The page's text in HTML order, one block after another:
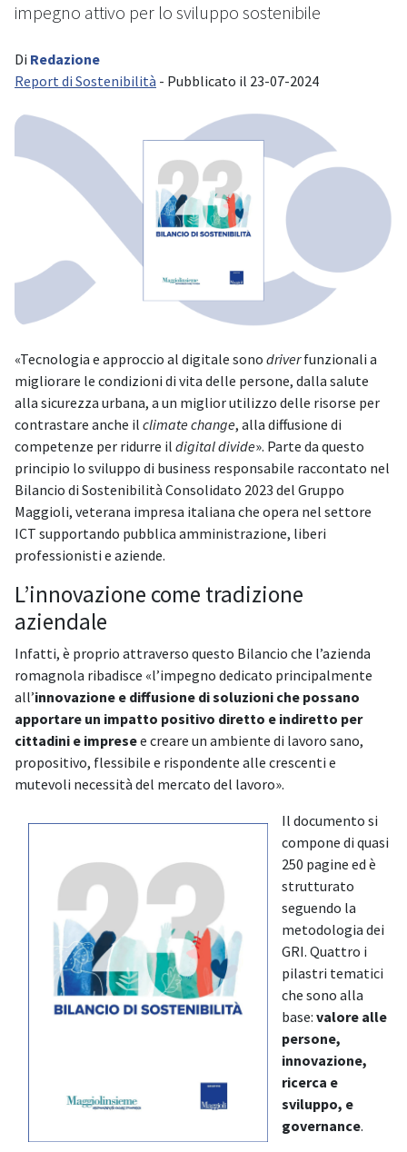
impegno attivo per lo sviluppo sostenibile
Di Redazione
Report di Sostenibilità - Pubblicato il 23-07-2024
«Tecnologia e approccio al digitale sono driverfunzionali a
migliorare le condizioni di vita delle persone, dalla salute
alla sicurezza urbana, a un miglior utilizzo delle risorse per
contrastare anche il climate change, alla diffusione di
competenze per ridurre il digital divide». Parte da questo
principio lo sviluppo di business responsabile raccontato nel
Bilancio di Sostenibilità Consolidato 2023 del Gruppo
Maggioli, veterana impresa italiana che opera nel settore
ICT supportando pubblica amministrazione, liberi
professionisti e aziende.
L’innovazione come tradizione
aziendale
Infatti, è proprio attraverso questo Bilancio che l’azienda
romagnola ribadisce «l’impegno dedicato principalmente
all’innovazione e diffusione di soluzioni che possano
apportare un impatto positivo diretto e indiretto per
cittadini e impresee creare un ambiente di lavoro sano,
propositivo, flessibile e rispondente alle crescenti e
mutevoli necessità del mercato del lavoro».
Il documento si
compone di quasi
250 pagine ed è
strutturato
seguendo la
metodologia dei
GRI. Quattro i
pilastri tematici
che sono alla
base: valore alle
persone,
innovazione,
ricerca e
sviluppo, e
governance.